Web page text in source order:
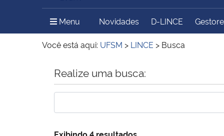
Ministério do Meio Ambiente Ministério do Turismo
Menu Menu Principal do Sítio
Novidades D-LINCE
Você está aqui: UFSM > LINCE > Busca
Início do conteúdo
Realize uma busca:
Exibindo 4 resultados